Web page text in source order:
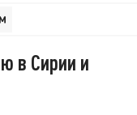
в Сирии и